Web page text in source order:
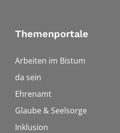
Themenportale
Arbeiten im Bistum
da sein
Ehrenamt
Glaube & Seelsorge
Inklusion